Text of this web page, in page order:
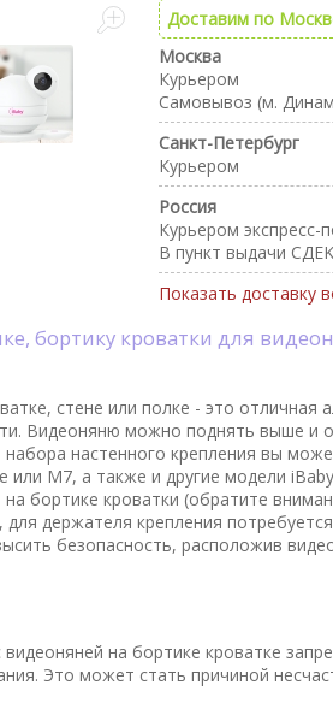
Доставим по
Москва
Курьером
Самовывоз (м.
Санкт-Петербург
Курьером
Россия
Курьером экспресс-
В пункт выдачи CДEK
Показать доставку
стене или полке - это отличная
Видеоняню можно поднять выше и
настенного крепления вы
M7, а также и другие модели
бортике кроватки (обратите
для держателя крепления
безопасность, расположив
на бортике кроватке
Это может стать причиной